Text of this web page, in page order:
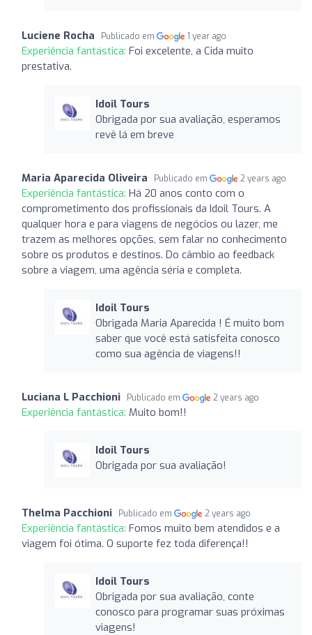
Luciene Rocha Publicado em 1 year ago
Experiência fantástica: Foi excelente, a Cida muito
prestativa.
Idoil Tours
Obrigada por sua avaliação, esperamos
revê lá em breve
Maria Aparecida Oliveira Publicado em 2 years ago
Experiência fantástica: Há 20 anos conto com o
comprometimento dos profissionais da Idoil Tours. A
qualquer hora e para viagens de negócios ou lazer, me
trazem as melhores opções, sem falar no conhecimento
sobre os produtos e destinos. Do câmbio ao feedback
sobre a viagem, uma agência séria e completa.
Idoil Tours
Obrigada Maria Aparecida ! É muito bom
saber que você está satisfeita conosco
como sua agência de viagens!!
Luciana L Pacchioni Publicado em 2 years ago
Experiência fantástica: Muito bom!!
Idoil Tours
Obrigada por sua avaliação!
Thelma Pacchioni Publicado em 2 years ago
Experiência fantástica: Fomos muito bem atendidos e a
viagem foi ótima. O suporte fez toda diferença!!
Idoil Tours
Obrigada por sua avaliação, conte
conosco para programar suas próximas
viagens!